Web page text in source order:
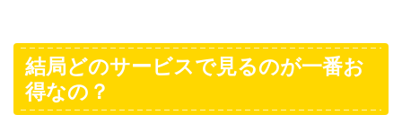
結局どのサービスで見るのが一番お
得なの？